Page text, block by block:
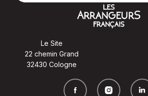
Le Site
22 chemin Grand
32430 Cologne